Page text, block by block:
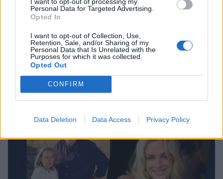
Personal Data for Targeted Advertising.
Opted In
I want to opt-out of Collection, Use,
Retention, Sale, and/or Sharing of my
Personal Data that Is Unrelated with the
Purposes for which it was collected.
Opted Out
CONFIRM
Data Deletion Data Access Privacy Policy
Η γκαντεμιά των Πιστόριους δεν έχει τέλος.
Ο αδελφός του Όσκαρ θύμα τροχαίου
14:49 @02-08-2014